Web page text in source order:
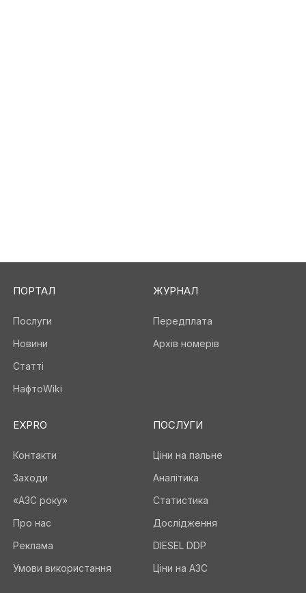
ПОРТАЛ
Послуги
Новини
Статті
НафтоWiki
ЖУРНАЛ
Передплата
Архів номерів
EXPRO
Контакти
Заходи
«АЗС року»
Про нас
Реклама
Умови використання
ПОСЛУГИ
Ціни на пальне
Аналітика
Статистика
Дослідження
DIESEL DDP
Ціни на АЗС